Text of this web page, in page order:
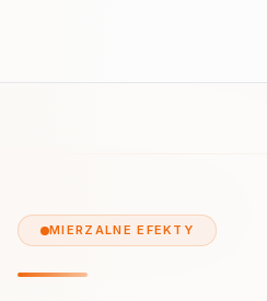
MIERZALNE EFEKTY